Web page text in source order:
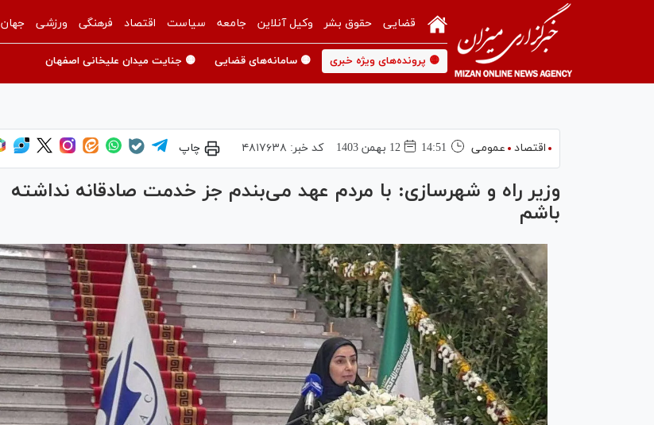
قضایی حقوق بشر وکیل آنلاین جامعه سیاست اقتصاد فرهنگی ورزشی جهان
🟡 پرونده‌های ویژه خبری 🟡 سامانه‌های قضایی 🟡 جنایت میدان علیخانی اصفهان
اقتصاد عمومی 14:51 12 بهمن 1403 کد خبر: ۴۸۱۷۶۳۸ چاپ
وزیر راه و شهرسازی: با مردم عهد می‌بندم جز خدمت صادقانه نداشته
باشم